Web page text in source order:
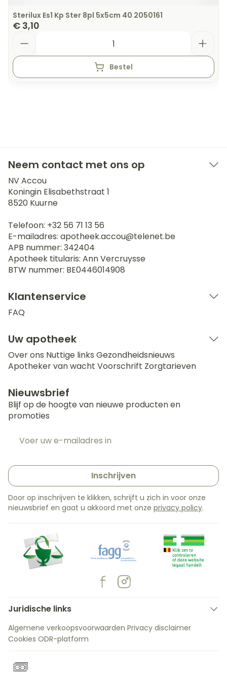
Sterilux Es1 Kp Ster 8pl 5x5cm 40 2050161
€ 3,10
Bestel
Neem contact met ons op
NV Accou
Koningin Elisabethstraat 1
8520 Kuurne
Telefoon: +32 56 71 13 56
E-mailadres: apotheek.accou@telenet.be
APB nummer: 342404
Apotheek titularis: Ann Vercruysse
BTW nummer: BE0446014908
Klantenservice
FAQ
Uw apotheek
Over ons Nuttige links Gezondheidsnieuws
Apotheker van wacht Voorschrift Zorgtarieven
Nieuwsbrief
Blijf op de hoogte van nieuwe producten en
promoties
Inschrijven
Door op inschrijven te klikken, schrijft u zich in voor onze
nieuwsbrief en gaat u akkoord met onze privacy policy.
Juridische links
Algemene verkoopsvoorwaarden Privacy disclaimer
Cookies ODR-platform